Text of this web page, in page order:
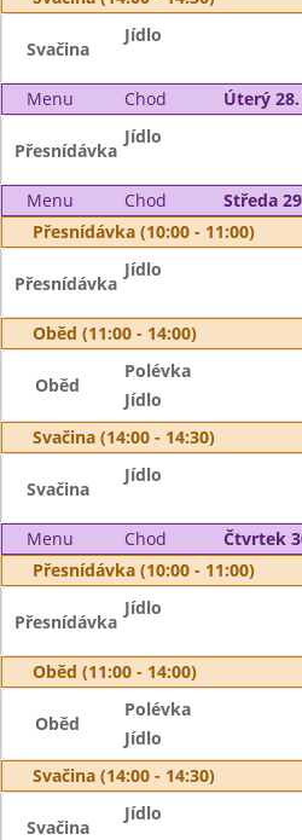
Svačina
Jídlo
Menu Chod Úterý 28.
Přesnídávka
Jídlo
Menu Chod
Středa
Přesnídávka (10:00 - 11:00)
Přesnídávka
Jídlo
Oběd (11:00 - 14:00)
Oběd
Polévka
Jídlo
Svačina (14:00 - 14:30)
Svačina
Jídlo
Menu Chod
Čtvrtek
Přesnídávka (10:00 - 11:00)
Přesnídávka
Jídlo
Oběd (11:00 - 14:00)
Oběd
Polévka
Jídlo
Svačina (14:00 - 14:30)
Svačina
Jídlo